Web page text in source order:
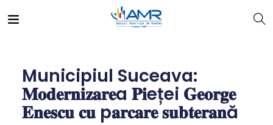
Municipiul Suceava:
𝐌𝐨𝐝𝐞𝐫𝐧𝐢𝐳𝐚𝐫𝐞a 𝐏𝐢eței 𝐆𝐞𝐨𝐫𝐠𝐞
𝐄𝐧𝐞𝐬𝐜𝐮 𝐜𝐮 p𝐚𝐫𝐜𝐚𝐫𝐞 𝐬𝐮𝐛𝐭𝐞𝐫𝐚𝐧ă